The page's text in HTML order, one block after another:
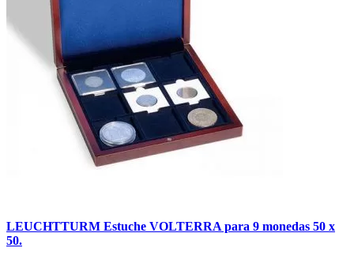
LEUCHTTURM Estuche VOLTERRA para 9 monedas 50 x
50.